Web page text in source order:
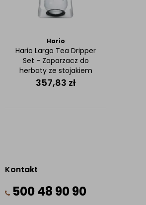
Hario
Hario Largo Tea Dripper
Set - Zaparzacz do
herbaty ze stojakiem
357,83 zł
Kontakt
500 48 90 90